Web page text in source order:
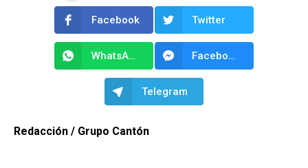
Facebook Twitter
WhatsApp Facebook Messenger
Telegram
Redacción / Grupo Cantón